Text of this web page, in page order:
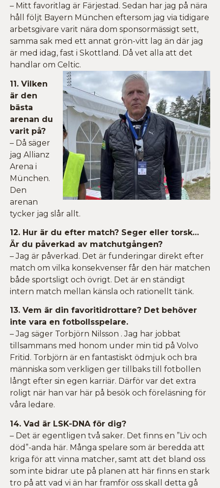
– Mitt favoritlag är Färjestad. Sedan har jag på nära
håll följt Bayern München eftersom jag via tidigare
arbetsgivare varit nära dom sponsormässigt sett,
samma sak med ett annat grön-vitt lag än där jag
är med idag, fast i Skottland. Då vet alla att det
handlar om Celtic.
11. Vilken
är den
bästa
arenan du
varit på?
– Då säger
jag Allianz
Arena i
München.
Den
arenan
tycker jag slår allt.
12. Hur är du efter match? Seger eller torsk…
Är du påverkad av matchutgången?
– Jag är påverkad. Det är funderingar direkt efter
match om vilka konsekvenser får den här matchen
både sportsligt och övrigt. Det är en ständigt
intern match mellan känsla och rationellt tänk.
13. Vem är din favoritidrottare? Det behöver
inte vara en fotbollsspelare.
– Jag säger Torbjörn Nilsson . Jag har jobbat
tillsammans med honom under min tid på Volvo
Fritid. Torbjörn är en fantastiskt ödmjuk och bra
människa som verkligen ger tillbaks till fotbollen
långt efter sin egen karriär. Därför var det extra
roligt när han var här på besök och föreläsning för
våra ledare.
14. Vad är LSK-DNA för dig?
– Det är egentligen två saker. Det finns en ”Liv och
död”-anda här. Många spelare som är beredda att
kriga för att vinna matcher, samt att det bland oss
som inte bidrar ute på planen att här finns en stark
tro på att vad vi än har framför oss skall detta gå